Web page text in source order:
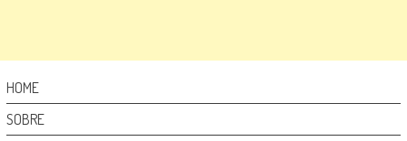
HOME
SOBRE